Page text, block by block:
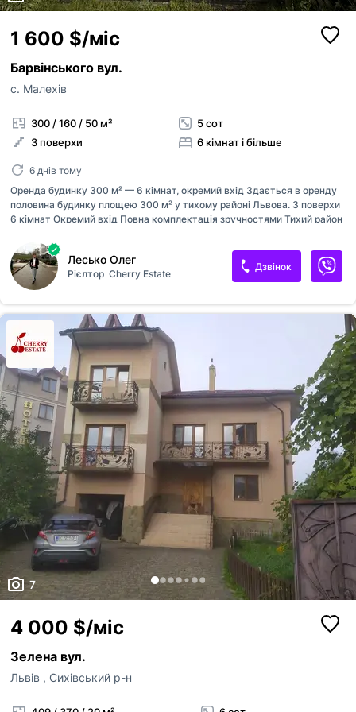
1 600 $/міс
Барвінського вул.
с. Малехів
300 / 160 / 50 м²
3 поверхи
5 сот
6 кімнат і більше
6 днів тому
Оренда будинку 300 м² — 6 кімнат, окремий вхід Здається в оренду
половина будинку площею 300 м² у тихому районі Львова. 3 поверхи
6 кімнат Окремий вхід Повна комплектація зручностями Тихий район
сім’ї чи комфортного проживання з простором. Ексклюзив від Cherry
Estate. Дзвоніть — покажемо сьогодні.
Лесько Олег
Рієлтор Cherry Estate
Дзвінок
7
4 000 $/міс
Зелена вул.
Львів , Сихівський р-н